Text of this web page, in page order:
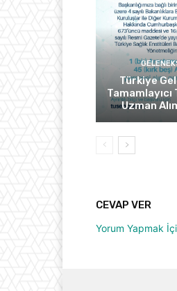
Türkiye
Uzman
CEVAP VER
Yorum Yapmak